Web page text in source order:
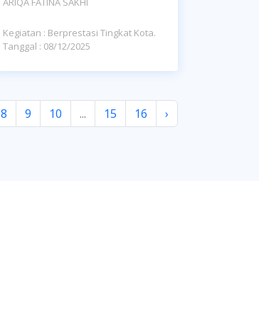
Kegiatan : Berprestasi Tingkat Kota.
Tanggal : 08/12/2025
8 9 10 ... 15 16 ›